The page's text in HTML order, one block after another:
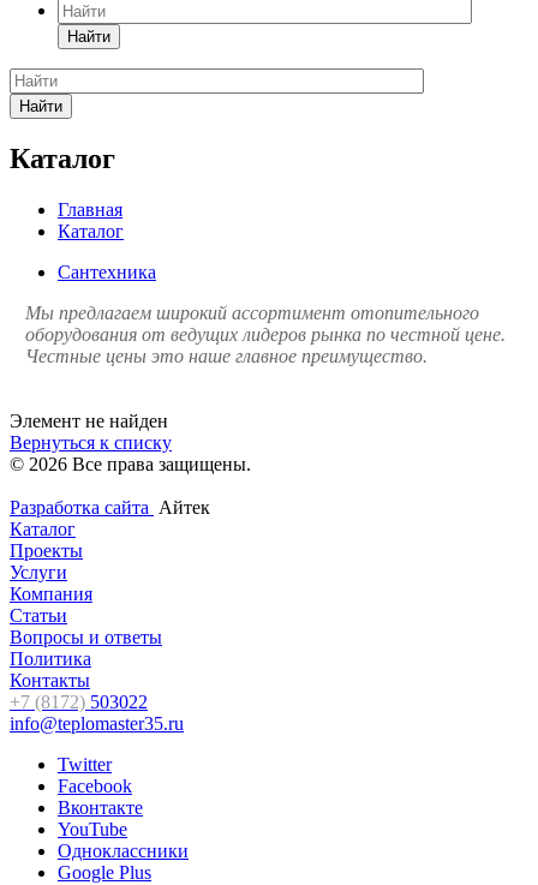
Найти
Найти
Каталог
Главная
Каталог
Сантехника
Мы предлагаем широкий ассортимент отопительного
оборудования от ведущих лидеров рынка по честной цене.
Честные цены это наше главное преимущество.
Элемент не найден
Вернуться к списку
© 2026 Все права защищены.
Разработка сайта Айтек
Каталог
Проекты
Услуги
Компания
Статьи
Вопросы и ответы
Политика
Контакты
+7 (8172) 503022
info@teplomaster35.ru
Twitter
Facebook
Вконтакте
YouTube
Одноклассники
Google Plus